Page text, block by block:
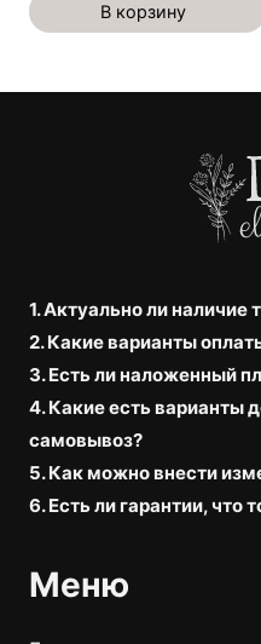
В корзину
1. Актуально ли наличие
2. Какие варианты
3. Есть ли наложенный
4. Какие есть варианты
самовывоз?
5. Как можно внести
6. Есть ли гарантии, что
Меню